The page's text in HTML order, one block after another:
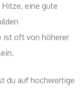
eine gute
ist oft von höherer
du auf hochwertige